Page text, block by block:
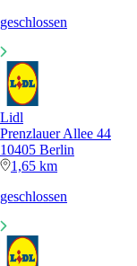
geschlossen
Lidl
Prenzlauer Allee 44
10405 Berlin
1,65 km
geschlossen